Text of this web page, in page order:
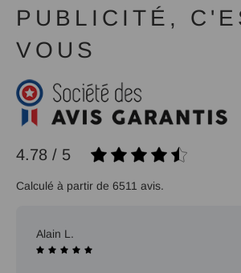
PUBLICITÉ,
VOUS
4.78 / 5
Calculé à partir de 6511 avis.
Alain L.